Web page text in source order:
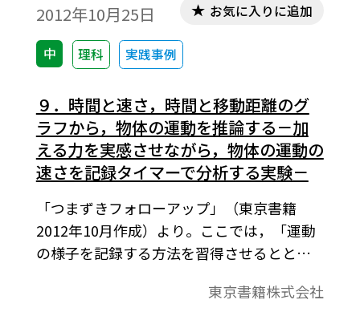
2012年10月25日
中 理科 実践事例
お気に入りに追加
９．時間と速さ，時間と移動距離のグ
ラフから，物体の運動を推論する－加
える力を実感させながら，物体の運動の
速さを記録タイマーで分析する実験－
「つまずきフォローアップ」（東京書籍
2012年10月作成）より。ここでは，「運動
の様子を記録する方法を習得させるととも
ときの運動についての規則性を見いださせ
東京書籍株式会社